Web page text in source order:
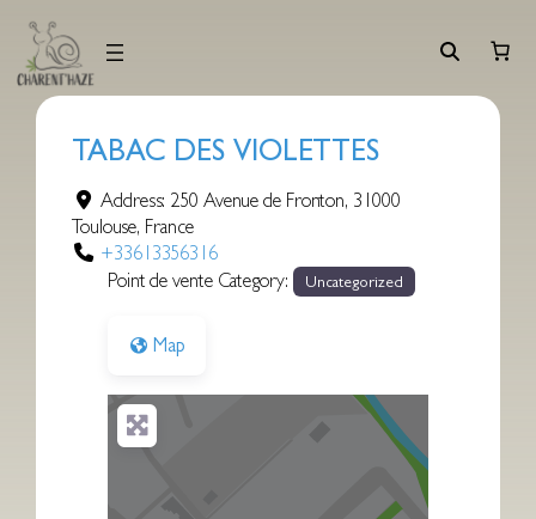
contenu
TABAC DES VIOLETTES
Address: 250 Avenue de Fronton, 31000
Toulouse, France
+33613356316
Point de vente Category:
Uncategorized
Map